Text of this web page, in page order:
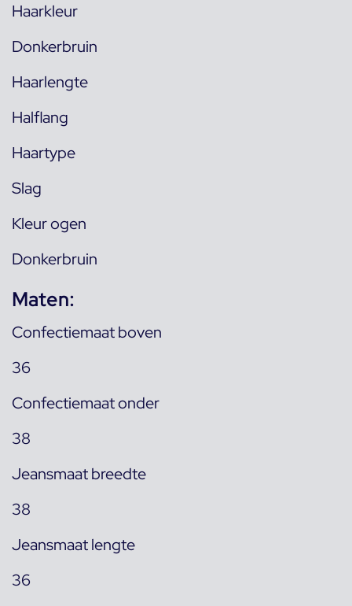
Haarkleur
Donkerbruin
Haarlengte
Halflang
Haartype
Slag
Kleur ogen
Donkerbruin
Maten:
Confectiemaat boven
36
Confectiemaat onder
38
Jeansmaat breedte
38
Jeansmaat lengte
36